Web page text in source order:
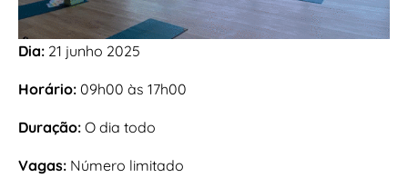
Dia: 21 junho 2025
Horário: 09h00 às 17h00
Duração: O dia todo
Vagas: Número limitado